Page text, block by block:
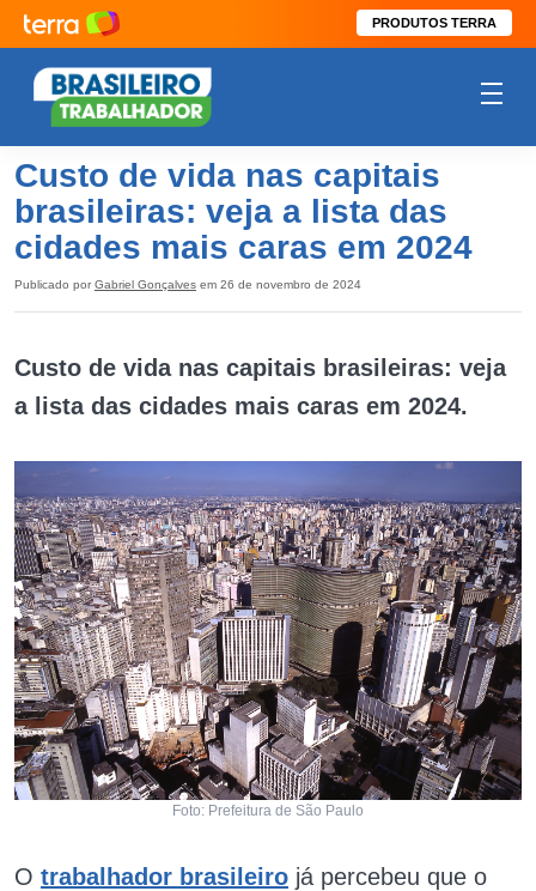
PRODUTOS TERRA
Custo de vida nas capitais
brasileiras: veja a lista das
cidades mais caras em 2024
Publicado por Gabriel Gonçalves em 26 de novembro de 2024
Custo de vida nas capitais brasileiras: veja
a lista das cidades mais caras em 2024.
Foto: Prefeitura de São Paulo
O trabalhador brasileiro já percebeu que o